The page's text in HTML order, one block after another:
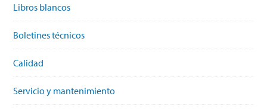
Libros blancos
Boletines técnicos
Calidad
Servicio y mantenimiento